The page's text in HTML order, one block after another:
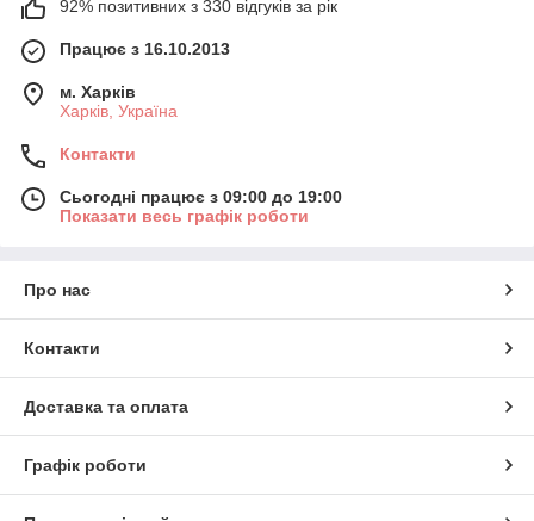
92% позитивних з 330 відгуків за рік
Працює з 16.10.2013
м. Харків
Харків, Україна
Контакти
Сьогодні працює з 09:00 до 19:00
Показати весь графік роботи
Про нас
Контакти
Доставка та оплата
Графік роботи